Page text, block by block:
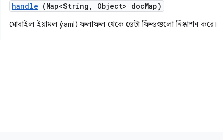
handle (Map<String , Object> docMap)
মোবাইল ইয়ামল (yaml) ফলাফল থেকে ডেটা ফিল্ডগুলো নিষ্কাশন করে।